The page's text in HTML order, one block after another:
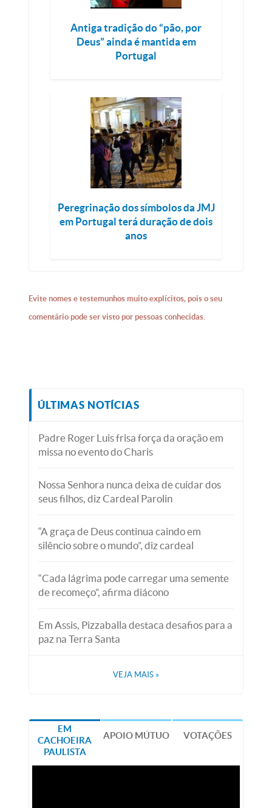
Antiga tradição do “pão, por
Deus” ainda é mantida em
Portugal
Peregrinação dos símbolos da JMJ
em Portugal terá duração de dois
anos
Evite nomes e testemunhos muito explícitos, pois o seu
comentário pode ser visto por pessoas conhecidas.
ÚLTIMAS NOTÍCIAS
Padre Roger Luis frisa força da oração em
missa no evento do Charis
Nossa Senhora nunca deixa de cuidar dos
seus filhos, diz Cardeal Parolin
“A graça de Deus continua caindo em
silêncio sobre o mundo”, diz cardeal
“Cada lágrima pode carregar uma semente
de recomeço”, afirma diácono
Em Assis, Pizzaballa destaca desafios para a
paz na Terra Santa
VEJA MAIS »
EM
CACHOEIRA
PAULISTA
APOIO MÚTUO VOTAÇÕES